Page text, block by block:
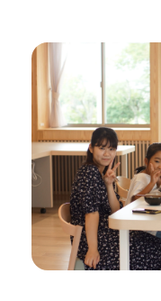
しませんか?
東日本大震
どもたちの笑
このプロジェ
募集要項
NPO法人底上
受け入れスタ